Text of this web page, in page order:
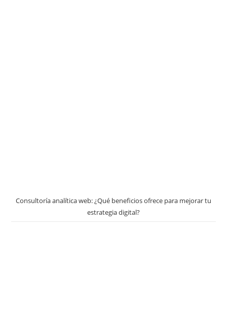
Consultoría analítica web: ¿Qué beneficios ofrece para mejorar tu
estrategia digital?